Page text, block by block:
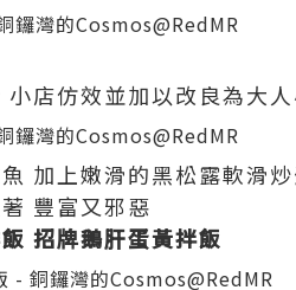
店仿效並加以改良為大
加上嫩滑的黑松露軟滑炒
豐富又邪惡
招牌鵝肝蛋黃拌飯